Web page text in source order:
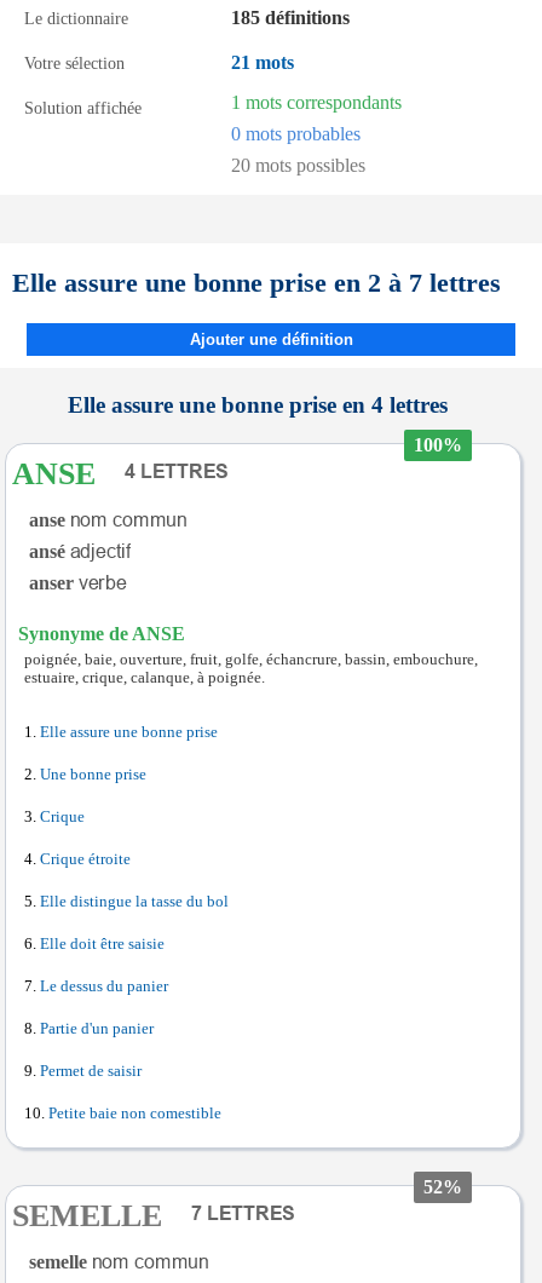
Le dictionnaire 185 définitions
Votre sélection 21 mots
Solution affichée
1 mots correspondants
0 mots probables
20 mots possibles
Elle assure une bonne prise en 2 à 7 lettres
Ajouter une définition
Elle assure une bonne prise en 4 lettres
100%
ANSE
anse
ansé
anser
Synonyme de ANSE
poignée, baie, ouverture, fruit, golfe, échancrure, bassin, embouchure,
estuaire, crique, calanque, à poignée.
Elle assure une bonne prise
Une bonne prise
Crique
Crique étroite
Elle distingue la tasse du bol
Elle doit être saisie
Le dessus du panier
Partie d'un panier
Permet de saisir
Petite baie non comestible
52%
SEMELLE
semelle